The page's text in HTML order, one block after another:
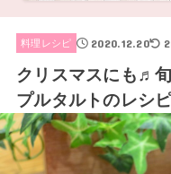
料理レシピ 2020.12.20
クリスマスにも♬
プルタルトのレシ